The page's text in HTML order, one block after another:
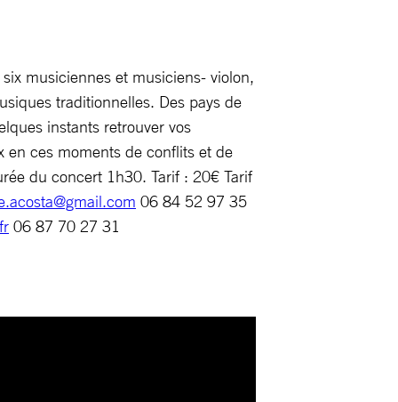
musiciennes et musiciens- violon,
traditionnelles. Des pays de
instants retrouver vos
en ces moments de conflits et de
du concert 1h30. Tarif : 20€ Tarif
06 84 52 97 35
06 87 70 27 31